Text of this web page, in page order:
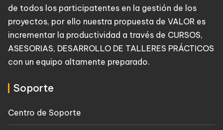
de todos los participatentes en la gestión de los
proyectos, por ello nuestra propuesta de VALOR es
incrementar la productividad a través de CURSOS,
ASESORIAS, DESARROLLO DE TALLERES PRÁCTICOS
con un equipo altamente preparado.
Soporte
Centro de Soporte